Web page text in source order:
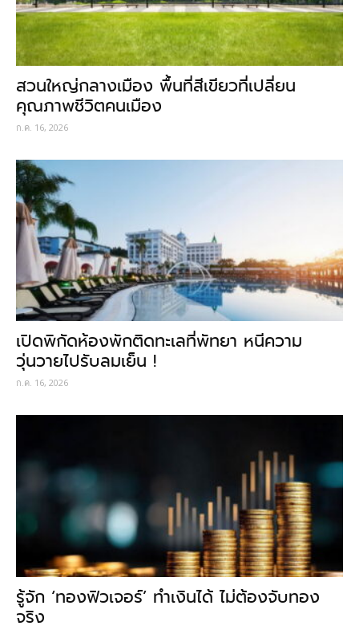
สวนใหญ่กลางเมือง พื้นที่สีเขียวที่เปลี่ยน
คุณภาพชีวิตคนเมือง
ก.ค. 16, 2026
เปิดพิกัดห้องพักติดทะเลที่พัทยา หนีความ
วุ่นวายไปรับลมเย็น !
ก.ค. 16, 2026
รู้จัก ‘ทองฟิวเจอร์’ ทำเงินได้ ไม่ต้องจับทอง
จริง